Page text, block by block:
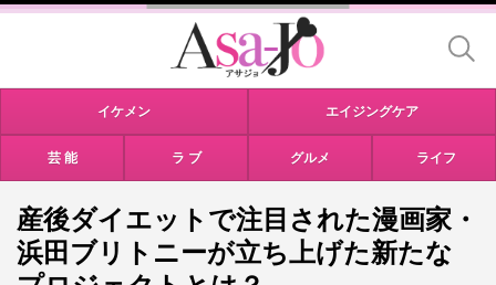
イケメン エイジングケア
芸 能 ラ ブ グルメ ライフ
産後ダイエットで注目された漫画家・
浜田ブリトニーが立ち上げた新たな